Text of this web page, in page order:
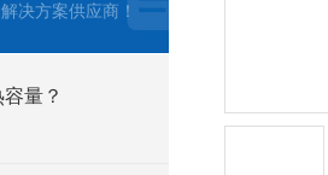
决方案供应商！
量？